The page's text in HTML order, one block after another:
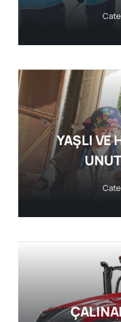
YAŞLI VE